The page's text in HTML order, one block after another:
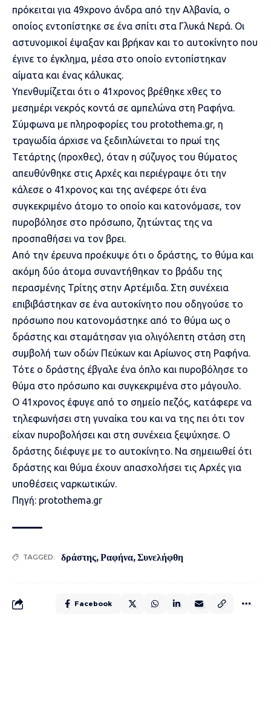
πρόκειται για 49χρονο άνδρα από την Αλβανία, ο
οποίος εντοπίστηκε σε ένα σπίτι στα Γλυκά Νερά. Οι
αστυνομικοί έψαξαν και βρήκαν και το αυτοκίνητο που
έγινε το έγκλημα, μέσα στο οποίο εντοπίστηκαν
αίματα και ένας κάλυκας.
Υπενθυμίζεται ότι ο 41χρονος βρέθηκε χθες το
μεσημέρι νεκρός κοντά σε αμπελώνα στη Ραφήνα.
Σύμφωνα με πληροφορίες του protothema.gr, η
τραγωδία άρχισε να ξεδιπλώνεται το πρωί της
Τετάρτης (προχθες), όταν η σύζυγος του θύματος
απευθύνθηκε στις Αρχές και περιέγραψε ότι την
κάλεσε ο 41χρονος και της ανέφερε ότι ένα
συγκεκριμένο άτομο το οποίο και κατονόμασε, τον
πυροβόλησε στο πρόσωπο, ζητώντας της να
προσπαθήσει να τον βρει.
Από την έρευνα προέκυψε ότι ο δράστης, το θύμα και
ακόμη δύο άτομα συναντήθηκαν το βράδυ της
περασμένης Τρίτης στην Αρτέμιδα. Στη συνέχεια
επιβιβάστηκαν σε ένα αυτοκίνητο που οδηγούσε το
πρόσωπο που κατονομάστηκε από το θύμα ως ο
δράστης και σταμάτησαν για ολιγόλεπτη στάση στη
συμβολή των οδών Πεύκων και Αρίωνος στη Ραφήνα.
Τότε ο δράστης έβγαλε ένα όπλο και πυροβόλησε το
θύμα στο πρόσωπο και συγκεκριμένα στο μάγουλο.
Ο 41χρονος έφυγε από το σημείο πεζός, κατάφερε να
τηλεφωνήσει στη γυναίκα του και να της πει ότι τον
είχαν πυροβολήσει και στη συνέχεια ξεψύχησε. Ο
δράστης διέφυγε με το αυτοκίνητο. Να σημειωθεί ότι
δράστης και θύμα έχουν απασχολήσει τις Αρχές για
υποθέσεις ναρκωτικών.
Πηγή: protothema.gr
TAGGED: δράστης,Ραφήνα,Συνελήφθη
Facebook